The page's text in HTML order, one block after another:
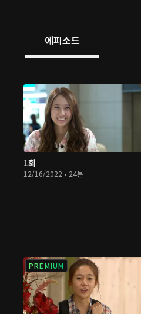
에피소드
1회
12/16/2022 • 24분
PREMIUM